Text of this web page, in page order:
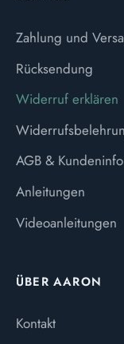
Zahlung und
Rücksendung
Widerruf erklären
AGB &
Anleitungen
Videoanleitungen
ÜBER AARON
Kontakt